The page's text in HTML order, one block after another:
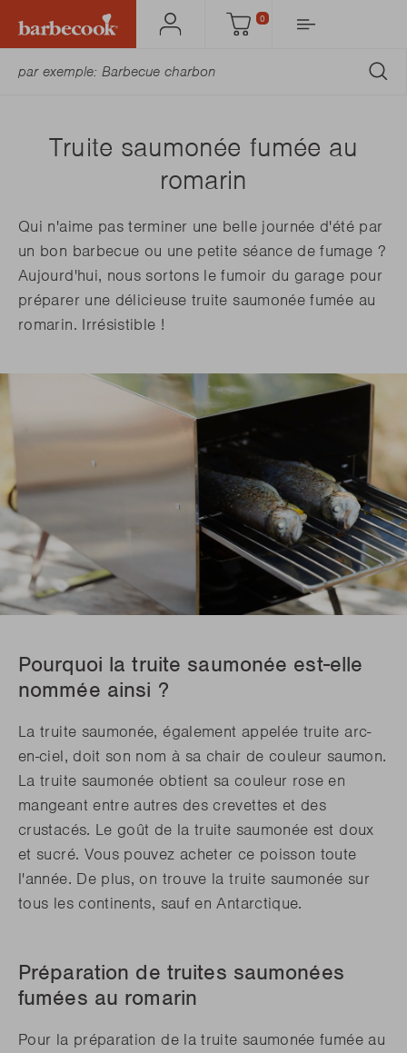
Mon
Panier
0
Truite saumonée fumée au
romarin
Qui n'aime pas terminer une belle journée d'été par
un bon barbecue ou une petite séance de fumage ?
Aujourd'hui, nous sortons le fumoir du garage pour
préparer une délicieuse truite saumonée fumée au
romarin. Irrésistible !
Pourquoi la truite saumonée est-elle
nommée ainsi ?
La truite saumonée, également appelée truite arc-
en-ciel, doit son nom à sa chair de couleur saumon.
La truite saumonée obtient sa couleur rose en
mangeant entre autres des crevettes et des
crustacés. Le goût de la truite saumonée est doux
et sucré. Vous pouvez acheter ce poisson toute
l'année. De plus, on trouve la truite saumonée sur
tous les continents, sauf en Antarctique.
Préparation de truites saumonées
fumées au romarin
Pour la préparation de la truite saumonée fumée au